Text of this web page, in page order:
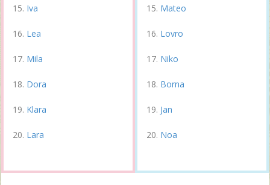
Iva
Lea
Mila
Dora
Klara
Lara
Mateo
Lovro
Niko
Borna
Jan
Noa